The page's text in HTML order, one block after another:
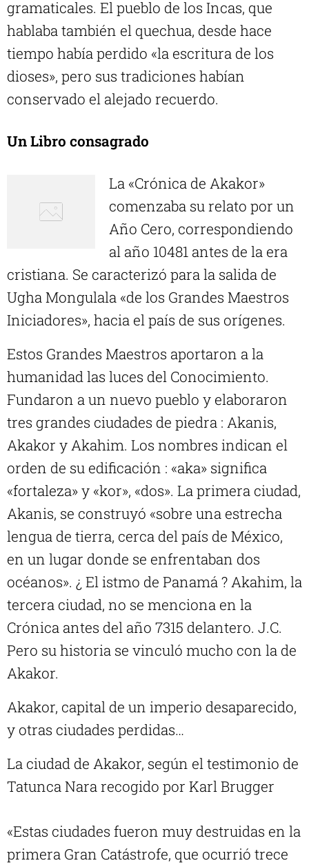
gramaticales. El pueblo de los Incas, que
hablaba también el quechua, desde hace
tiempo había perdido «la escritura de los
dioses», pero sus tradiciones habían
conservado el alejado recuerdo.
Un Libro consagrado
La «Crónica de Akakor»
comenzaba su relato por un
Año Cero, correspondiendo
al año 10481 antes de la era
cristiana. Se caracterizó para la salida de
Ugha Mongulala «de los Grandes Maestros
Iniciadores», hacia el país de sus orígenes.
Estos Grandes Maestros aportaron a la
humanidad las luces del Conocimiento.
Fundaron a un nuevo pueblo y elaboraron
tres grandes ciudades de piedra : Akanis,
Akakor y Akahim. Los nombres indican el
orden de su edificación : «aka» significa
«fortaleza» y «kor», «dos». La primera ciudad,
Akanis, se construyó «sobre una estrecha
lengua de tierra, cerca del país de México,
en un lugar donde se enfrentaban dos
océanos». ¿ El istmo de Panamá ? Akahim, la
tercera ciudad, no se menciona en la
Crónica antes del año 7315 delantero. J.C.
Pero su historia se vinculó mucho con la de
Akakor.
Akakor, capital de un imperio desaparecido,
y otras ciudades perdidas…
La ciudad de Akakor, según el testimonio de
Tatunca Nara recogido por Karl Brugger
«Estas ciudades fueron muy destruidas en la
primera Gran Catástrofe, que ocurrió trece